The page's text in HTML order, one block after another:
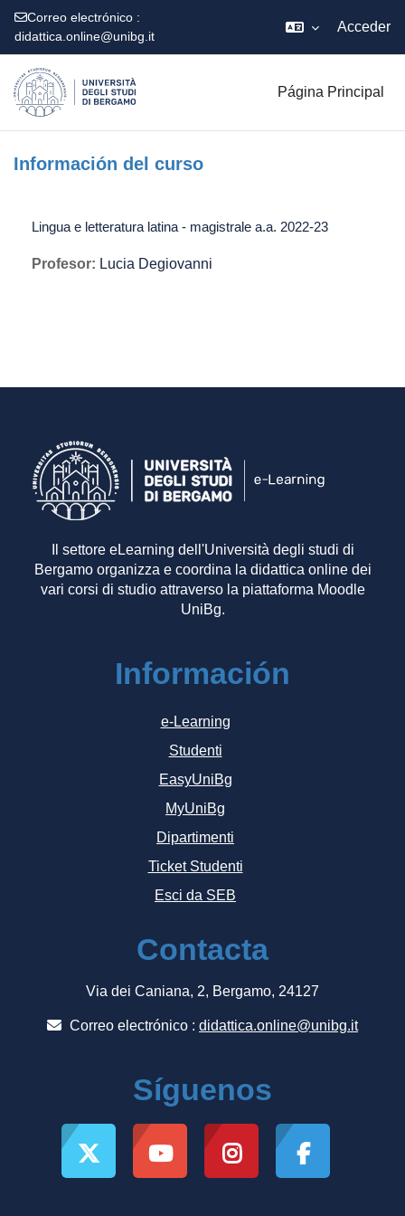
Correo electrónico :
didattica.online@unibg.it
Acceder
Página Principal
Información del curso
Lingua e letteratura latina - magistrale a.a. 2022-23
Profesor: Lucia Degiovanni
Il settore eLearning dell'Università degli studi di
Bergamo organizza e coordina la didattica online dei
vari corsi di studio attraverso la piattaforma Moodle
UniBg.
Información
e-Learning
Studenti
EasyUniBg
MyUniBg
Dipartimenti
Ticket Studenti
Esci da SEB
Contacta
Via dei Caniana, 2, Bergamo, 24127
Correo electrónico : didattica.online@unibg.it
Síguenos